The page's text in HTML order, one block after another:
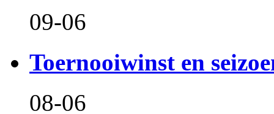
09-06
Toernooiwinst en
08-06